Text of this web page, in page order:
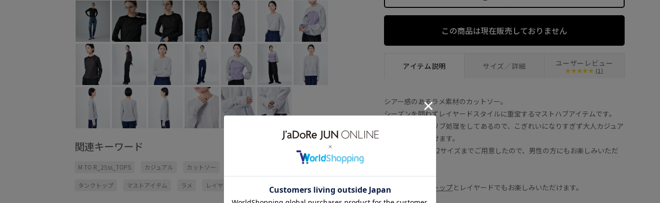
関連キーワード
M TO R_25ss_TOPS カジュアル カットソー
タンクトップ マストアイテム ラメ レイヤードスタイル 大人カジュアル
この商品は現在販売しておりません
アイテム説明 サイズ／詳細 ユーザーレビュー
(1)
シアー感のあるラメ素材のカットソー。
シーズンを問わずレイヤードスタイルに重宝するマストハブアイテムです。
クルーネックはリブ処理をしてあるので、こぎれいになりすぎず大人カジュア
ルに着ていただけます。
メンズサイズの42サイズまでご用意したので、男性の方にもお楽しみいただ
同素材の タンクトップとレイヤードでもお楽しみいただけます。